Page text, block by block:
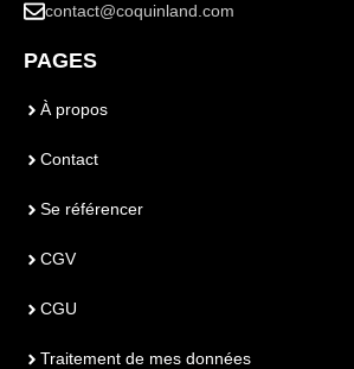
contact@coquinland.com
PAGES
À propos
Contact
Se référencer
CGV
CGU
Traitement de mes données